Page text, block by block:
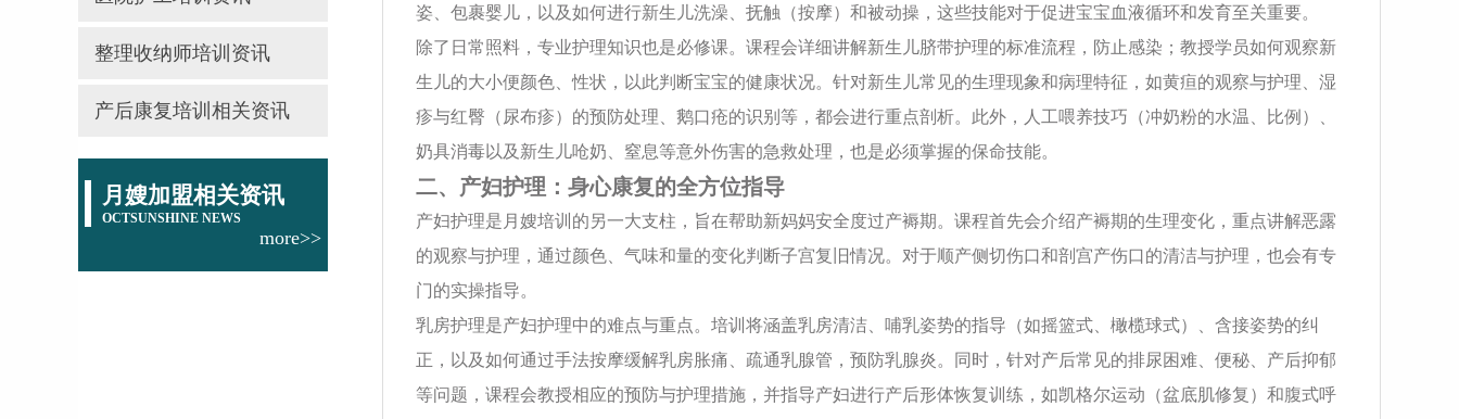
整理收纳师培训资讯
产后康复培训相关资讯
月嫂加盟相关资讯
OCTSUNSHINE NEWS
more>>
姿、包裹婴儿，以及如何进行新生儿洗澡、抚触（按摩）和被动操，这些技能对于促进宝宝血液循环和发育至关重要。
除了日常照料，专业护理知识也是必修课。课程会详细讲解新生儿脐带护理的标准流程，防止感染；教授学员如何观察新
生儿的大小便颜色、性状，以此判断宝宝的健康状况。针对新生儿常见的生理现象和病理特征，如黄疸的观察与护理、湿
疹与红臀（尿布疹）的预防处理、鹅口疮的识别等，都会进行重点剖析。此外，人工喂养技巧（冲奶粉的水温、比例）、
奶具消毒以及新生儿呛奶、窒息等意外伤害的急救处理，也是必须掌握的保命技能。
二、产妇护理：身心康复的全方位指导
产妇护理是月嫂培训的另一大支柱，旨在帮助新妈妈安全度过产褥期。课程首先会介绍产褥期的生理变化，重点讲解恶露
的观察与护理，通过颜色、气味和量的变化判断子宫复旧情况。对于顺产侧切伤口和剖宫产伤口的清洁与护理，也会有专
门的实操指导。
乳房护理是产妇护理中的难点与重点。培训将涵盖乳房清洁、哺乳姿势的指导（如摇篮式、橄榄球式）、含接姿势的纠
正，以及如何通过手法按摩缓解乳房胀痛、疏通乳腺管，预防乳腺炎。同时，针对产后常见的排尿困难、便秘、产后抑郁
等问题，课程会教授相应的预防与护理措施，并指导产妇进行产后形体恢复训练，如凯格尔运动（盆底肌修复）和腹式呼